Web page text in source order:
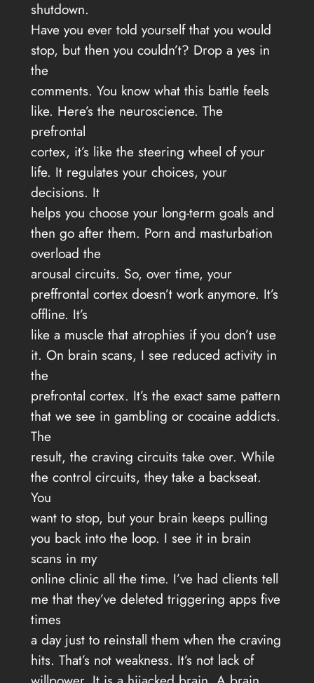
shutdown.
Have you ever told yourself that you would
stop, but then you couldn’t? Drop a yes in
the
comments. You know what this battle feels
like. Here’s the neuroscience. The
prefrontal
cortex, it’s like the steering wheel of your
life. It regulates your choices, your
decisions. It
helps you choose your long-term goals and
then go after them. Porn and masturbation
overload the
arousal circuits. So, over time, your
preffrontal cortex doesn’t work anymore. It’s
offline. It’s
like a muscle that atrophies if you don’t use
it. On brain scans, I see reduced activity in
the
prefrontal cortex. It’s the exact same pattern
that we see in gambling or cocaine addicts.
The
result, the craving circuits take over. While
the control circuits, they take a backseat.
You
want to stop, but your brain keeps pulling
you back into the loop. I see it in brain
scans in my
online clinic all the time. I’ve had clients tell
me that they’ve deleted triggering apps five
times
a day just to reinstall them when the craving
hits. That’s not weakness. It’s not lack of